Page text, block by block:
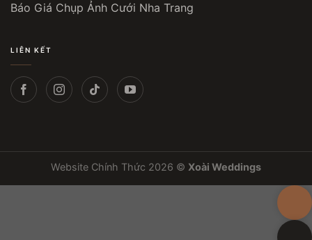
Báo Giá Chụp Ảnh Cưới Nha Trang
LIÊN KẾT
Website Chính Thức 2026 © Xoài Weddings